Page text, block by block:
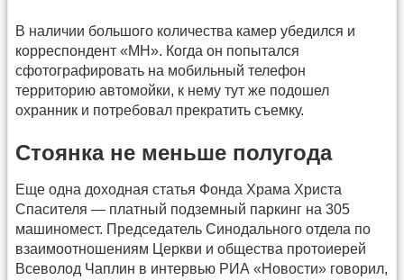
В наличии большого количества камер убедился и
корреспондент «МН». Когда он попытался
сфотографировать на мобильный телефон
территорию автомойки, к нему тут же подошел
охранник и потребовал прекратить съемку.
Стоянка не меньше полугода
Еще одна доходная статья Фонда Храма Христа
Спасителя — платный подземный паркинг на 305
машиномест. Председатель Синодального отдела по
взаимоотношениям Церкви и общества протоиерей
Всеволод Чаплин в интервью РИА «Новости» говорил,